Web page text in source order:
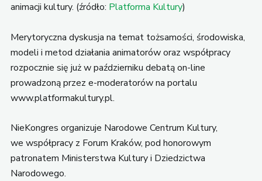
animacji kultury. (źródło: Platforma Kultury)
Merytoryczna dyskusja na temat tożsamości, środowiska,
modeli i metod działania animatorów oraz współpracy
rozpocznie się już w październiku debatą on-line
prowadzoną przez e-moderatorów na portalu
www.platformakultury.pl.
NieKongres organizuje Narodowe Centrum Kultury,
we współpracy z Forum Kraków, pod honorowym
patronatem Ministerstwa Kultury i Dziedzictwa
Narodowego.